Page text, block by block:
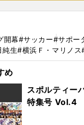
開幕#サッカー#サポー
純生#横浜Ｆ・マリノス
め
スポルティー
特集号 Vol.4